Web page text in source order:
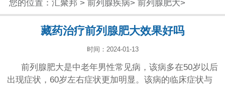
您的位置： 汇聚邦 > 前列腺疾病> 前列腺肥大>
藏药治疗前列腺肥大效果好吗
时间：2024-01-13
前列腺肥大是中老年男性常见病，该病多在50岁以后
出现症状，60岁左右症状更加明显。该病的临床症状与